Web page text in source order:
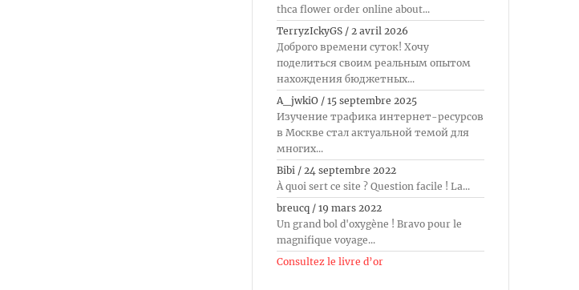
thca flower order online about...
TerryzIckyGS / 2 avril 2026
Доброго времени суток! Хочу
поделиться своим реальным опытом
нахождения бюджетных...
A_jwkiO / 15 septembre 2025
Изучение трафика интернет-ресурсов
в Москве стал актуальной темой для
многих...
Bibi / 24 septembre 2022
À quoi sert ce site ? Question facile ! La...
breucq / 19 mars 2022
Un grand bol d'oxygène ! Bravo pour le
magnifique voyage...
Consultez le livre d’or